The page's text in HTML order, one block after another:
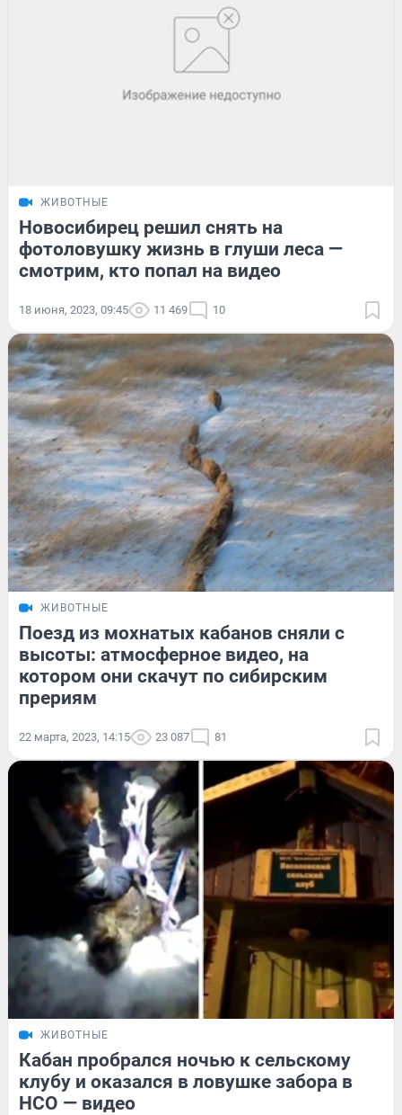
ЖИВОТНЫЕ
Новосибирец решил снять на
фотоловушку жизнь в глуши леса —
смотрим, кто попал на видео
18 июня, 2023, 09:45 11 469 10
ЖИВОТНЫЕ
Поезд из мохнатых кабанов сняли с
высоты: атмосферное видео, на
котором они скачут по сибирским
прериям
22 марта, 2023, 14:15 23 087 81
ЖИВОТНЫЕ
Кабан пробрался ночью к сельскому
клубу и оказался в ловушке забора в
НСО — видео